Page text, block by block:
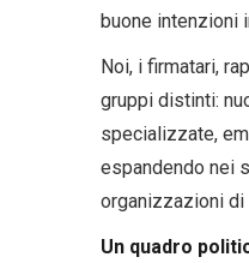
buone intenzioni
Noi, i firmatari,
gruppi distinti:
specializzate,
espandendo nei
organizzazioni di
Un quadro